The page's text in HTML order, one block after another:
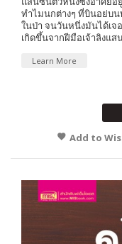
ทำไมนกต่างๆ ที่บินอย่บ
ในป่า จนวันหนึ่งมันได้เ
เกิดขึ้นจากฝีมือเจ้าลิงแ
Learn More
Add to